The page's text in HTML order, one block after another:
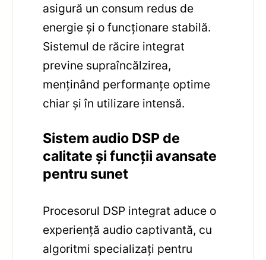
asigură un consum redus de
energie și o funcționare stabilă.
Sistemul de răcire integrat
previne supraîncălzirea,
menținând performanțe optime
chiar și în utilizare intensă.
Sistem audio DSP de
calitate și funcții avansate
pentru sunet
Procesorul DSP integrat aduce o
experiență audio captivantă, cu
algoritmi specializați pentru